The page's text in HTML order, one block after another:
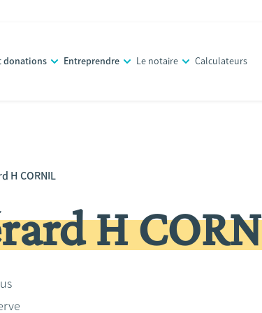
donations Entreprendre Le notaire Calculateurs
H CORNIL
H